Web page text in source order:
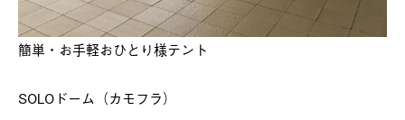
簡単・お手軽おひとり様テント
SOLOドーム（カモフラ）